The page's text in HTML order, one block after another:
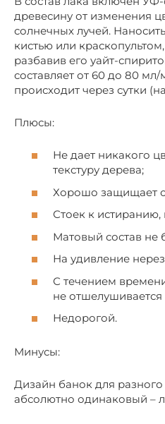
древесину от изменения
солнечных лучей.
кистью или
разбавив его уайт-
составляет от 60 до 80
происходит через сутки
Плюсы:
Не дает никакого
текстуру дерева;
Хорошо защищает
Стоек к
Матовый состав не
На удивление
С течением
не отшелушивается
Недорогой.
Минусы:
Дизайн банок для
абсолютно одинаковый –